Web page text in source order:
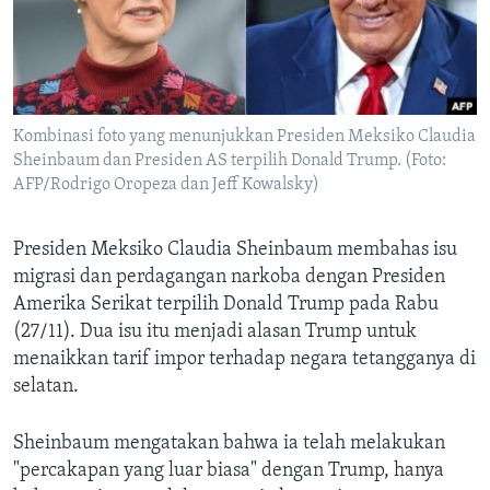
Kombinasi foto yang menunjukkan Presiden Meksiko Claudia
Sheinbaum dan Presiden AS terpilih Donald Trump. (Foto:
AFP/Rodrigo Oropeza dan Jeff Kowalsky)
Presiden Meksiko Claudia Sheinbaum membahas isu
migrasi dan perdagangan narkoba dengan Presiden
Amerika Serikat terpilih Donald Trump pada Rabu
(27/11). Dua isu itu menjadi alasan Trump untuk
menaikkan tarif impor terhadap negara tetangganya di
selatan.
Sheinbaum mengatakan bahwa ia telah melakukan
"percakapan yang luar biasa" dengan Trump, hanya